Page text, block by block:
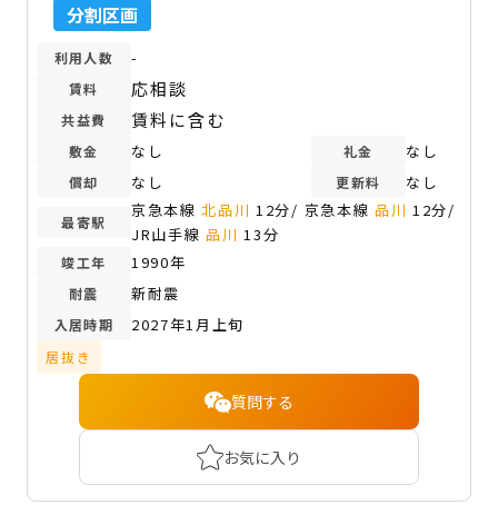
分割区画
利用人数 -
賃料 応相談
共益費 賃料に含む
敷金 なし 礼金 なし
償却 なし 更新料 なし
最寄駅
京急本線北品川 12分/ 京急本線 品川 12分/
JR山手線品川 13分
竣工年 1990年
耐震 新耐震
入居時期 2027年1月上旬
居抜き
質問する
お気に入り